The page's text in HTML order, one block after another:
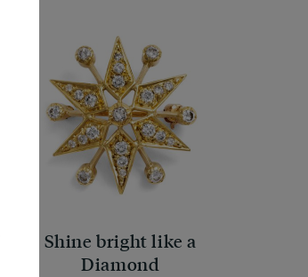
Shine bright like a
Diamond